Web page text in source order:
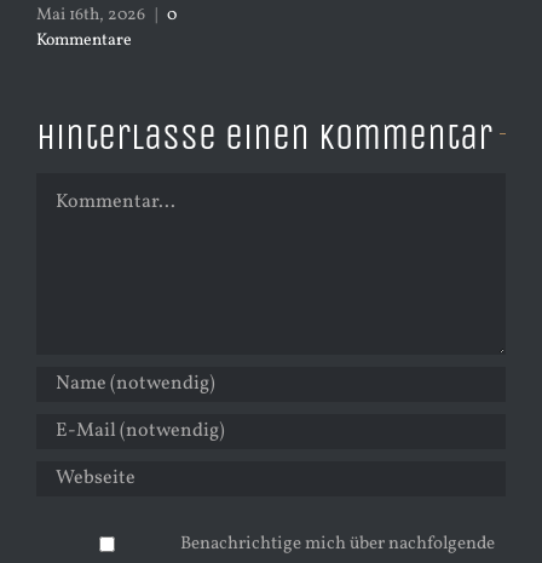
Mai 16th, 2026
0
Kommentare
Hinterlasse einen Kommentar
Kommentar
Benachrichtige mich über nachfolgende